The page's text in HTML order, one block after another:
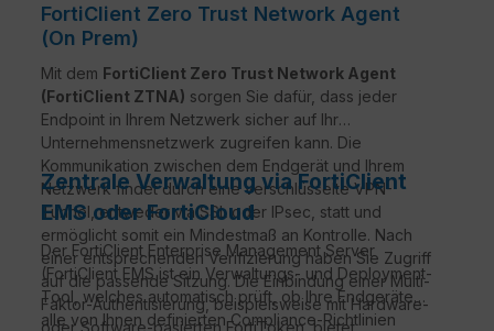
FortiClient Zero Trust Network Agent
(On Prem)
Mit dem FortiClient Zero Trust Network Agent
(FortiClient ZTNA) sorgen Sie dafür, dass jeder
Endpoint in Ihrem Netzwerk sicher auf Ihr
Unternehmensnetzwerk zugreifen kann. Die
Kommunikation zwischen dem Endgerät und Ihrem
Netzwerk findet durch eine verschlüsselte VPN-
Tunnel, entweder via SSL oder IPsec, statt und
ermöglicht somit ein Mindestmaß an Kontrolle. Nach
einer entsprechenden Verifizierung haben Sie Zugriff
auf die passende Sitzung. Die Einbindung einer Multi-
Faktor-Authentisierung, beispielsweise mit Hardware-
oder Software-basierten FortiToken, bietet
Zentrale Verwaltung via FortiClient
EMS oder FortiCloud
Der FortiClient Enterprise Management Server
(FortiClient EMS ist ein Verwaltungs- und Deployment-
Tool, welches automatisch prüft, ob Ihre Endgeräte
alle von Ihnen definierten Compliance-Richtlinien